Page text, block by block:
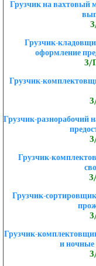
Грузчик на вахтовый
Грузчик-
оформление
З/
Грузчик-
Грузчик-разнорабочий
Грузчик-
Грузчик-
Грузчик-
и ночные